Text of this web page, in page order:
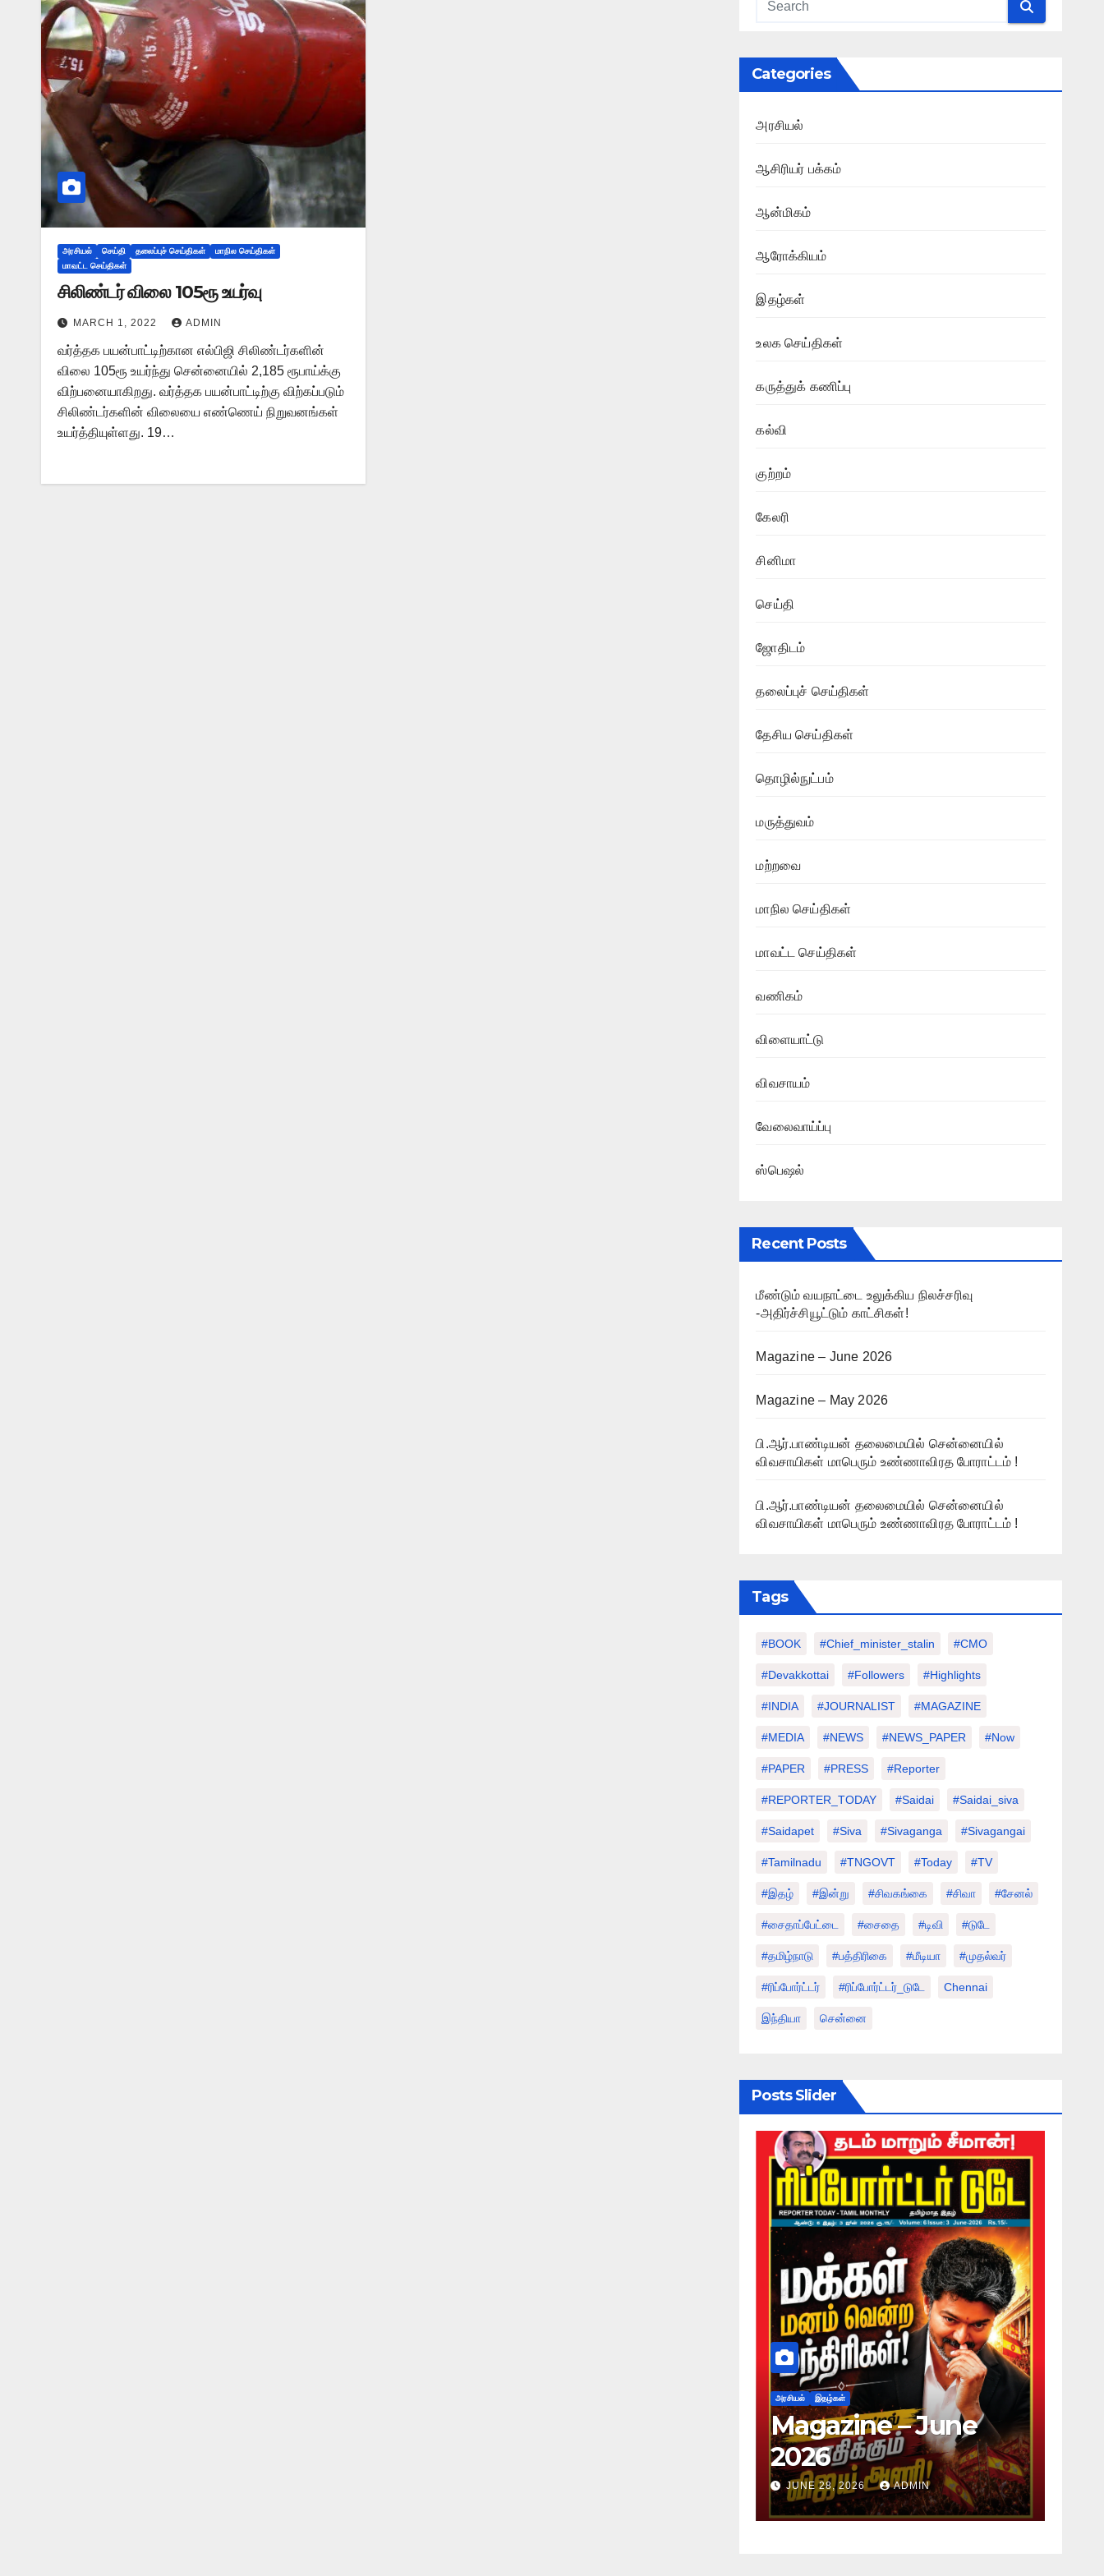
அரசியல் செய்தி தலைப்புச் செய்திகள்
மாநில செய்திகள்
மாவட்ட செய்திகள்
சிலிண்டர் விலை 105ரூ உயர்வு
MARCH 1, 2022 ADMIN
வர்த்தக பயன்பாட்டிற்கான எல்பிஜி சிலிண்டர்களின்
விலை 105ரூ உயர்ந்து சென்னையில் 2,185 ரூபாய்க்கு
விற்பனையாகிறது. வர்த்தக பயன்பாட்டிற்கு விற்கப்படும்
சிலிண்டர்களின் விலையை எண்ணெய் நிறுவனங்கள்
உயர்த்தியுள்ளது. 19…
Categories
அரசியல்
ஆசிரியர் பக்கம்
ஆன்மிகம்
ஆரோக்கியம்
இதழ்கள்
உலக செய்திகள்
கருத்துக் கணிப்பு
கல்வி
குற்றம்
கேலரி
சினிமா
செய்தி
ஜோதிடம்
தலைப்புச் செய்திகள்
தேசிய செய்திகள்
தொழில்நுட்பம்
மருத்துவம்
மற்றவை
மாநில செய்திகள்
மாவட்ட செய்திகள்
வணிகம்
விளையாட்டு
விவசாயம்
வேலைவாய்ப்பு
ஸ்பெஷல்
Recent Posts
மீண்டும் வயநாட்டை உலுக்கிய நிலச்சரிவு
-அதிர்ச்சியூட்டும் காட்சிகள்!
Magazine – June 2026
Magazine – May 2026
பி.ஆர்.பாண்டியன் தலைமையில் சென்னையில்
விவசாயிகள் மாபெரும் உண்ணாவிரத போராட்டம் !
பி.ஆர்.பாண்டியன் தலைமையில் சென்னையில்
விவசாயிகள் மாபெரும் உண்ணாவிரத போராட்டம் !
Tags
#BOOK #chief_minister_stalin #CMO
#devakkottai #followers #highlights
#INDIA #JOURNALIST #MAGAZINE
#MEDIA #NEWS #NEWS_PAPER #Now
#PAPER #PRESS #Reporter
#REPORTER_TODAY #saidai #saidai_siva
#saidapet #Siva #Sivaganga #sivagangai
#tamilnadu #TNGOVT #today #TV
#இதழ் #இன்று #சிவகங்கை #சிவா #சேனல்
#சைதாப்பேட்டை #சைதை #டிவி #டுடே
#தமிழ்நாடு #பத்திரிகை #மீடியா #முதல்வர்
#ரிப்போர்ட்டர் #ரிப்போர்ட்டர்_டுடே Chennai
இந்தியா சென்னை
Posts Slider
அரசியல் இதழ்கள்
Magazine – May
2026
JUNE 28, 2026 ADMIN